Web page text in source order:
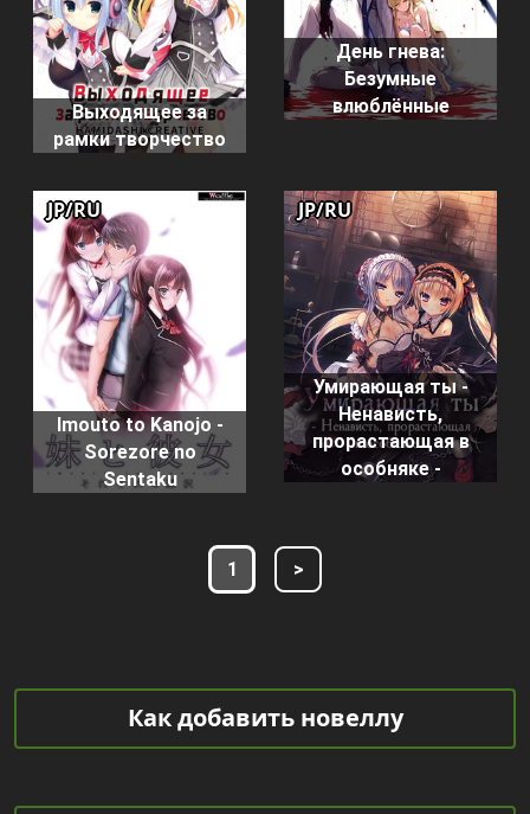
Выходящее за
рамки творчество
День гнева:
Безумные
влюблённые
Imouto to Kanojo -
Sorezore no
Sentaku
JP/RU
Умирающая ты -
Ненависть,
прорастающая в
особняке -
JP/RU
1 >
Как добавить новеллу